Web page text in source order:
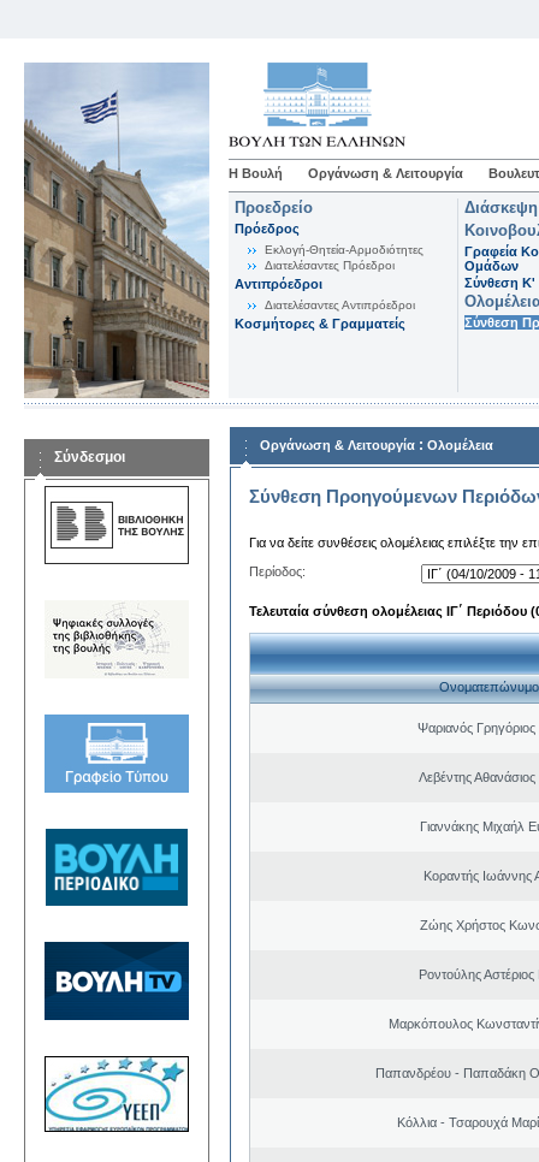
Η Βουλή Οργάνωση & Λειτουργία
Προεδρείο
Πρόεδρος
Εκλογή-Θητεία-Αρμοδιότητες
Διατελέσαντες Πρόεδροι
Αντιπρόεδροι
Διατελέσαντες Αντιπρόεδροι
Κοσμήτορες & Γραμματείς
Γραφεία
Ομάδων
Σύνθεση K'
Σύνθεση
Σύνδεσμοι
Οργάνωση & Λειτουργία : Ολομέλεια
Σύνθεση Προηγούμενων
Για να δείτε συνθέσεις ολομέλειας επιλέξτε την
Περίοδος:
Τελευταία σύνθεση ολομέλειας ΙΓ΄ Περιόδου
Ονοματεπώνυμο
Ψαριανός
Λεβέντης
Γιαννάκης Μιχαήλ
Κοραντής Ιωάννης
Ζώης Χρήστος
Ροντούλης
Μαρκόπουλος
Παπανδρέου - Παπαδάκη
Κόλλια - Τσαρουχά